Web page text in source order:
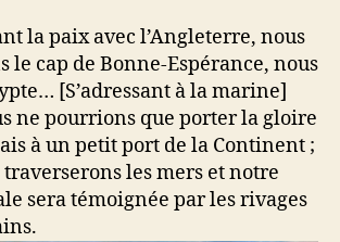
la paix avec l’Angleterre, nous
le cap de Bonne-Espérance, nous
[S’adressant à la marine]
ne pourrions que porter la gloire
à un petit port de la Continent ;
traverserons les mers et notre
sera témoignée par les rivages